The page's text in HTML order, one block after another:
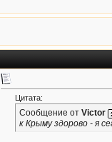
Цитата:
Сообщение от Victor
к Крыму здорово - я